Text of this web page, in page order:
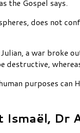
the Gospel says.
does not
a war broke
destructive,
purposes can
Ismaël, Dr